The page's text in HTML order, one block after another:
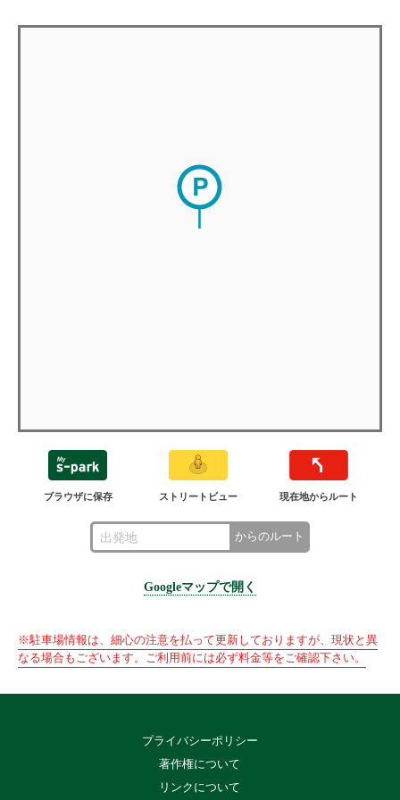
ブラウザに保存 ストリートビュー 現在地からルート
からのルート
Googleマップで開く
※駐車場情報は、細心の注意を払って更新しておりますが、現状と異
なる場合もございます。ご利用前には必ず料金等をご確認下さい。
プライバシーポリシー
著作権について
リンクについて